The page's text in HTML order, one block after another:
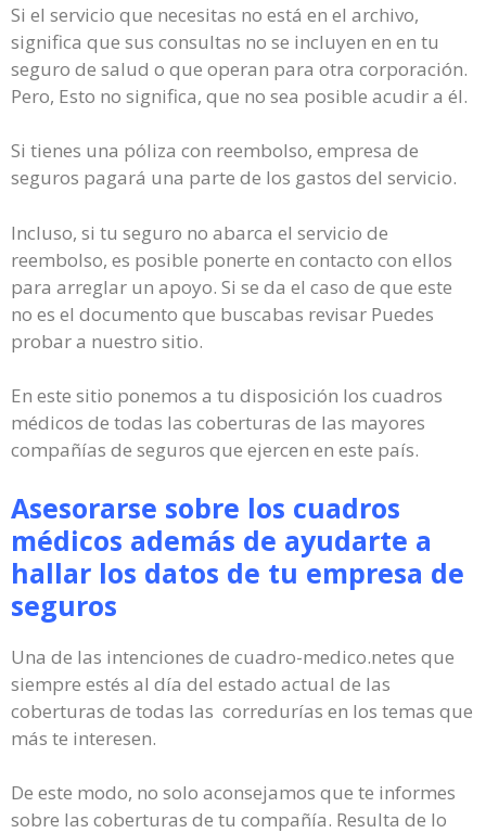
Si el servicio que necesitas no está en el archivo,
significa que sus consultas no se incluyen en en tu
seguro de salud o que operan para otra corporación.
Pero, Esto no significa, que no sea posible acudir a él.
Si tienes una póliza con reembolso, empresa de
seguros pagará una parte de los gastos del servicio.
Incluso, si tu seguro no abarca el servicio de
reembolso, es posible ponerte en contacto con ellos
para arreglar un apoyo. Si se da el caso de que este
no es el documento que buscabas revisar Puedes
probar a nuestro sitio.
En este sitio ponemos a tu disposición los cuadros
médicos de todas las coberturas de las mayores
compañías de seguros que ejercen en este país.
Asesorarse sobre los cuadros
médicos además de ayudarte a
hallar los datos de tu empresa de
seguros
Una de las intenciones de cuadro-medico.netes que
siempre estés al día del estado actual de las
coberturas de todas las corredurías en los temas que
más te interesen.
De este modo, no solo aconsejamos que te informes
sobre las coberturas de tu compañía. Resulta de lo